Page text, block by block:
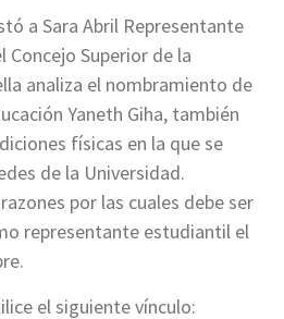
a Sara Abril Representante
Concejo Superior de la
analiza el nombramiento de
Yaneth Giha, también
físicas en la que se
de la Universidad.
por las cuales debe ser
representante estudiantil el
el siguiente vínculo: